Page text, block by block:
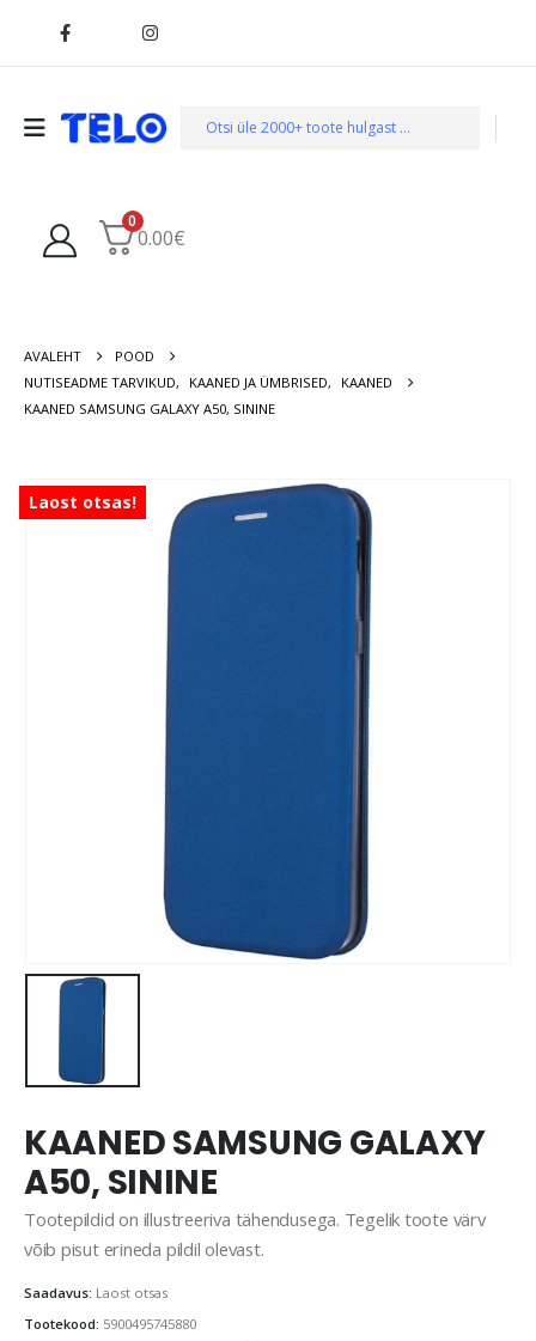
0
0.00€
AVALEHT
POOD
NUTISEADME TARVIKUD, KAANED JA ÜMBRISED,
KAANED
KAANED SAMSUNG GALAXY A50, SININE
Laost otsas!
KAANED SAMSUNG GALAXY
A50, SININE
Tootepildid on illustreeriva tähendusega. Tegelik toote värv
võib pisut erineda pildil olevast.
Saadavus: Laost otsas
Tootekood: 5900495745880